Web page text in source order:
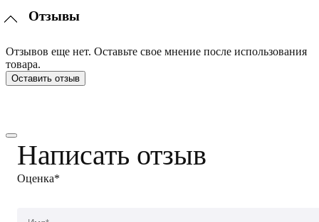
Отзывы
Отзывов еще нет. Оставьте свое мнение после использования
товара.
Оставить отзыв
Написать отзыв
Оценка*